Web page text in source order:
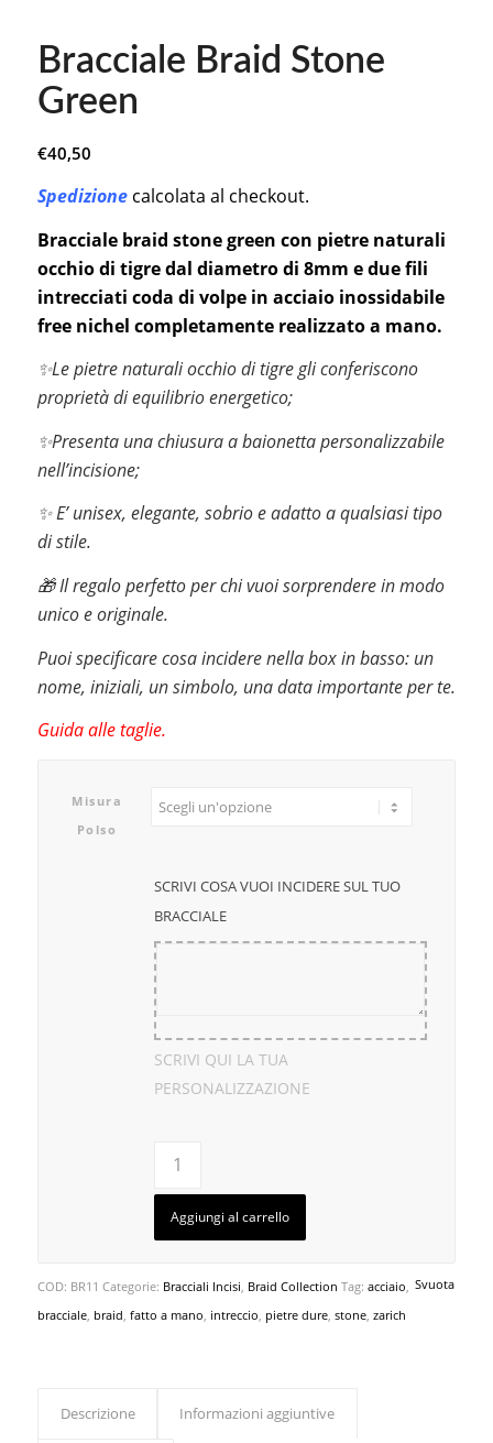
Bracciale Braid Stone
Green
€40,50
Spedizione calcolata al checkout.
Bracciale braid stone green con pietre naturali
occhio di tigre dal diametro di 8mm e due fili
intrecciati coda di volpe in acciaio inossidabile
free nichel completamente realizzato a mano.
✨Le pietre naturali occhio di tigre gli conferiscono
proprietà di equilibrio energetico;
✨Presenta una chiusura a baionetta personalizzabile
nell’incisione;
✨ E’ unisex, elegante, sobrio e adatto a qualsiasi tipo
di stile.
🎁 Il regalo perfetto per chi vuoi sorprendere in modo
unico e originale.
Puoi specificare cosa incidere nella box in basso: un
nome, iniziali, un simbolo, una data importante per te.
Guida alle taglie.
Misura
Polso
Svuota
SCRIVI COSA VUOI INCIDERE SUL TUO
BRACCIALE
SCRIVI QUI LA TUA
PERSONALIZZAZIONE
Aggiungi al carrello
COD: BR11 Categorie: Bracciali Incisi Braid Collection Tag: acciaio
bracciale, braid fatto a mano intreccio pietre dure, stone, zarich
Descrizione Informazioni aggiuntive